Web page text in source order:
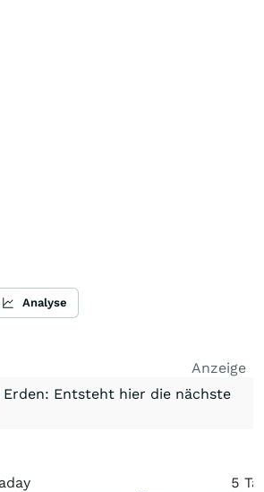
Analyse
Anzeige
Erden: Entsteht hier die nächste
5